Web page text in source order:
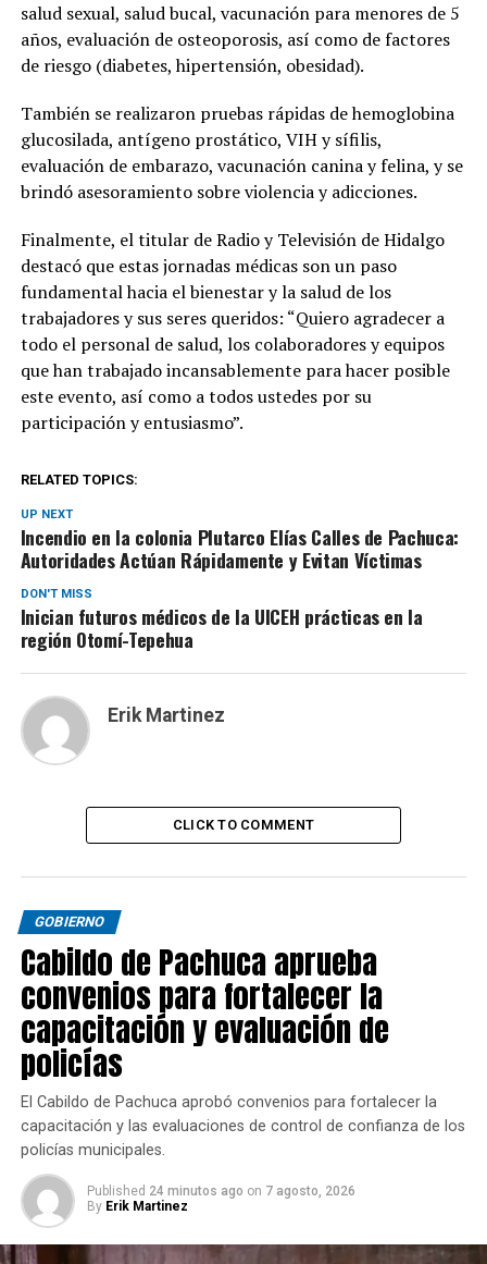
salud sexual, salud bucal, vacunación para menores de 5
años, evaluación de osteoporosis, así como de factores
de riesgo (diabetes, hipertensión, obesidad).
También se realizaron pruebas rápidas de hemoglobina
glucosilada, antígeno prostático, VIH y sífilis,
evaluación de embarazo, vacunación canina y felina, y se
brindó asesoramiento sobre violencia y adicciones.
Finalmente, el titular de Radio y Televisión de Hidalgo
destacó que estas jornadas médicas son un paso
fundamental hacia el bienestar y la salud de los
trabajadores y sus seres queridos: “Quiero agradecer a
todo el personal de salud, los colaboradores y equipos
que han trabajado incansablemente para hacer posible
este evento, así como a todos ustedes por su
participación y entusiasmo”.
RELATED TOPICS:
UP NEXT
Incendio en la colonia Plutarco Elías Calles de Pachuca:
Autoridades Actúan Rápidamente y Evitan Víctimas
DON'T MISS
Inician futuros médicos de la UICEH prácticas en la
región Otomí-Tepehua
Erik Martinez
CLICK TO COMMENT
GOBIERNO
Cabildo de Pachuca aprueba
convenios para fortalecer la
capacitación y evaluación de
policías
El Cabildo de Pachuca aprobó convenios para fortalecer la
capacitación y las evaluaciones de control de confianza de los
policías municipales.
Published 24 minutos ago on 7 agosto, 2026
By Erik Martinez